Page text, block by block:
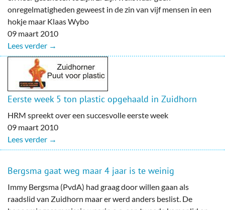
onregelmatigheden geweest in de zin van vijf mensen in een
hokje maar Klaas Wybo
09 maart 2010
Lees verder →
Eerste week 5 ton plastic opgehaald in Zuidhorn
HRM spreekt over een succesvolle eerste week
09 maart 2010
Lees verder →
Bergsma gaat weg maar 4 jaar is te weinig
Immy Bergsma (PvdA) had graag door willen gaan als
raadslid van Zuidhorn maar er werd anders beslist. De